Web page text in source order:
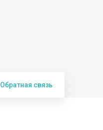
Обратная связь